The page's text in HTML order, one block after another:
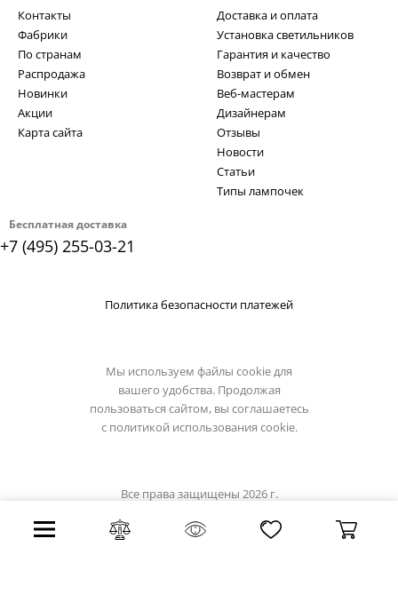
Бесплатная доставка
+7 (495) 255-03-21
Контакты
Фабрики
По странам
Распродажа
Новинки
Акции
Карта сайта
Доставка и оплата
Установка светильников
Гарантия и качество
Возврат и обмен
Веб-мастерам
Дизайнерам
Отзывы
Новости
Статьи
Типы лампочек
Политика безопасности платежей
Мы используем файлы cookie для
вашего удобства. Продолжая
пользоваться сайтом, вы соглашаетесь
с политикой использования cookie.
Все права защищены 2026 г.